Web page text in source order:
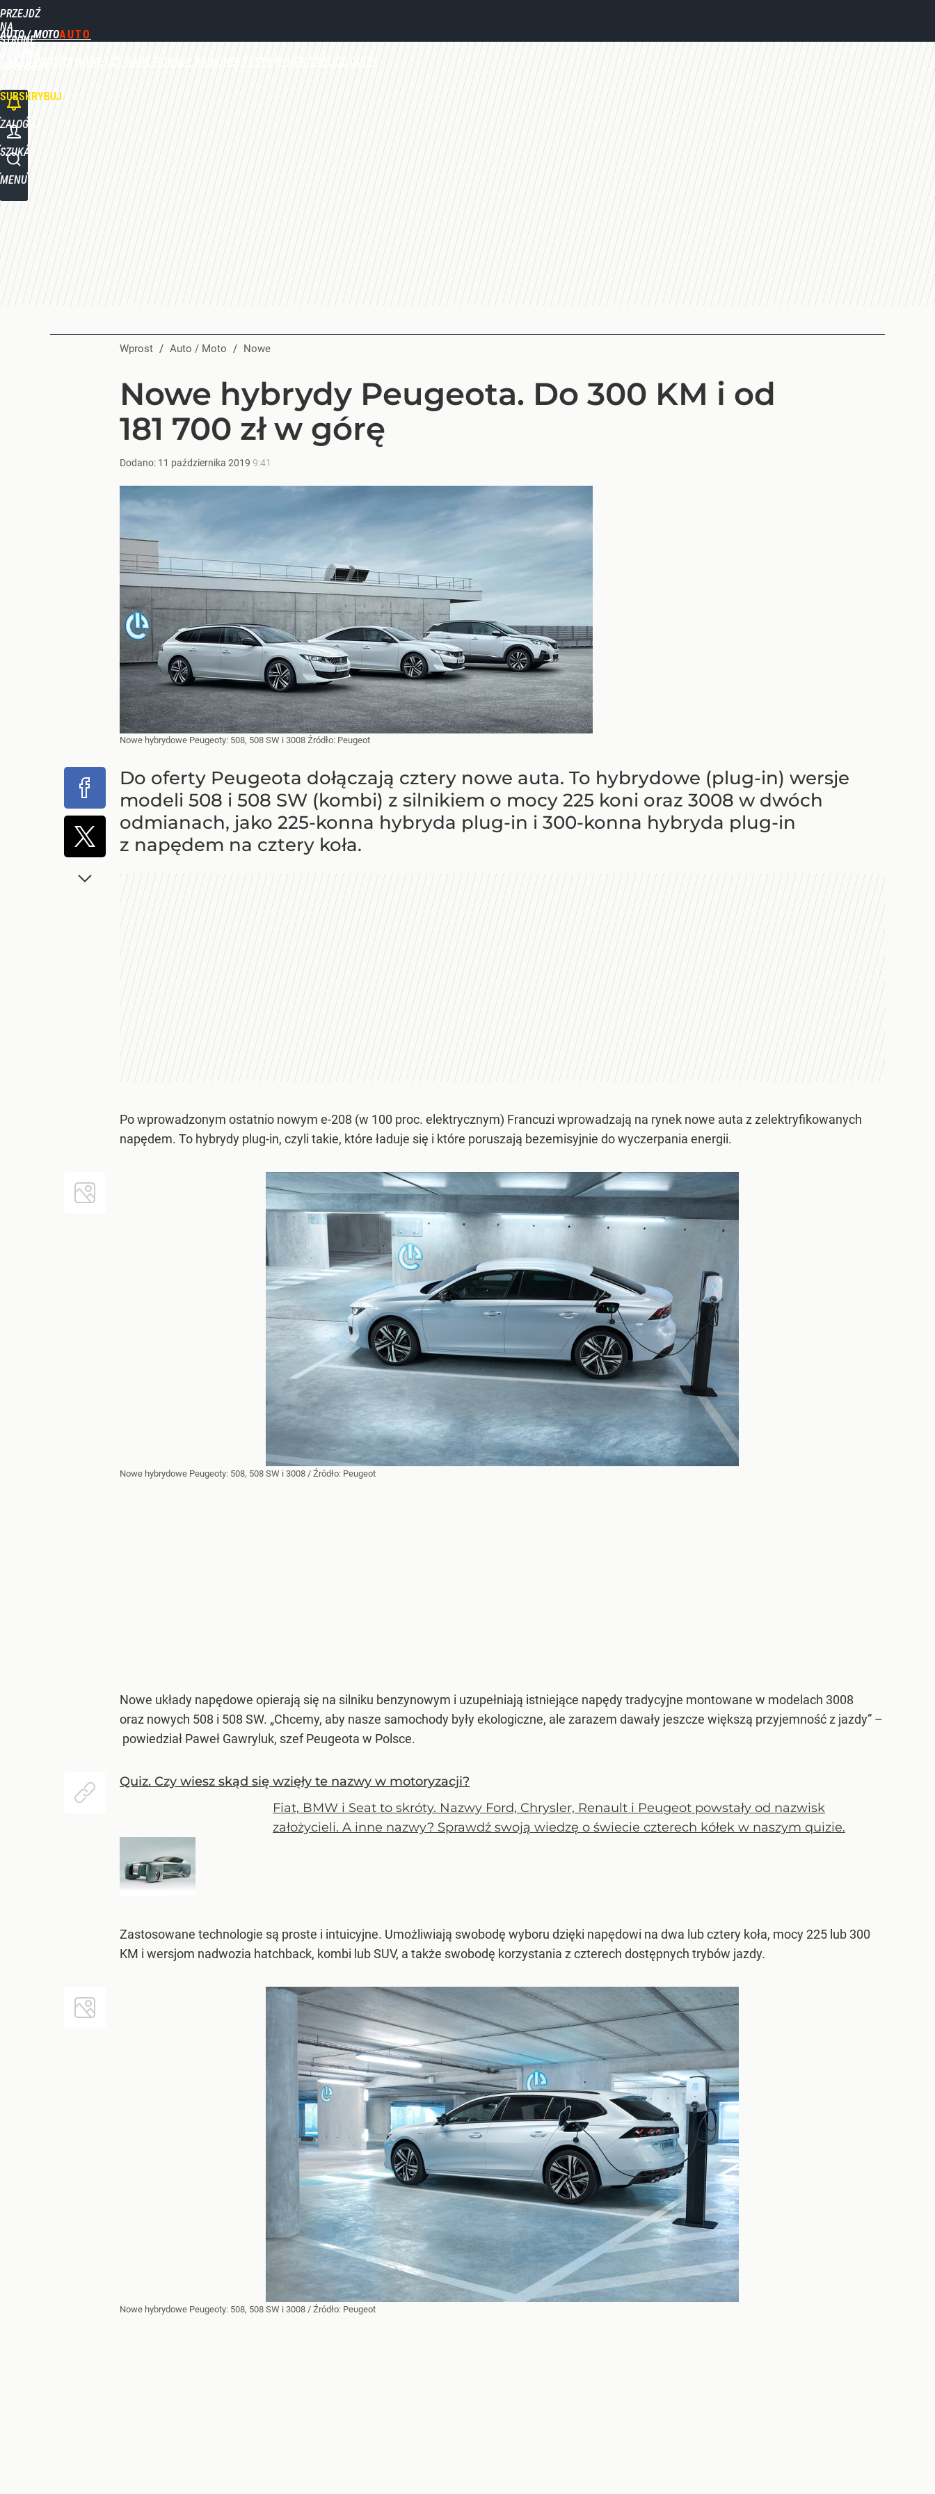
PRZEJDŹ
NA
STRONĘ
GŁÓWNĄ
WPROST.PL
AUTO / MOTO
AKTUALNOŚCI NOWE UŻYWANE PORADY RANKINGI TESTY RYNEK TABLICE QUIZY
SUBSKRYBUJ
ZALOGUJ
SZUKAJ
MENU
Wprost / Auto / Moto / Nowe
Nowe hybrydy Peugeota. Do 300 KM i od
181 700 zł w górę
Dodano: 11 października 2019 9:41
Nowe hybrydowe Peugeoty: 508, 508 SW i 3008 Źródło: Peugeot
Do oferty Peugeota dołączają cztery nowe auta. To hybrydowe (plug-in) wersje
modeli 508 i 508 SW (kombi) z silnikiem o mocy 225 koni oraz 3008 w dwóch
odmianach, jako 225-konna hybryda plug-in i 300-konna hybryda plug-in
z napędem na cztery koła.
Po wprowadzonym ostatnio nowym e-208 (w 100 proc. elektrycznym) Francuzi wprowadzają na rynek nowe auta z zelektryfikowanych
napędem. To hybrydy plug-in, czyli takie, które ładuje się i które poruszają bezemisyjnie do wyczerpania energii.
Nowe hybrydowe Peugeoty: 508, 508 SW i 3008 / Źródło: Peugeot
Nowe układy napędowe opierają się na silniku benzynowym i uzupełniają istniejące napędy tradycyjne montowane w modelach 3008
oraz nowych 508 i 508 SW. „Chcemy, aby nasze samochody były ekologiczne, ale zarazem dawały jeszcze większą przyjemność z jazdy” –
powiedział Paweł Gawryluk, szef Peugeota w Polsce.
Quiz. Czy wiesz skąd się wzięły te nazwy w motoryzacji?
Fiat, BMW i Seat to skróty. Nazwy Ford, Chrysler, Renault i Peugeot powstały od nazwisk
założycieli. A inne nazwy? Sprawdź swoją wiedzę o świecie czterech kółek w naszym quizie.
Zastosowane technologie są proste i intuicyjne. Umożliwiają swobodę wyboru dzięki napędowi na dwa lub cztery koła, mocy 225 lub 300
KM i wersjom nadwozia hatchback, kombi lub SUV, a także swobodę korzystania z czterech dostępnych trybów jazdy.
Nowe hybrydowe Peugeoty: 508, 508 SW i 3008 / Źródło: Peugeot